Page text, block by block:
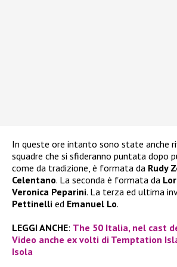
In queste ore intanto sono state anche
squadre che si sfideranno puntata dopo
come da tradizione, è formata da Rudy
Celentano. La seconda è formata da
Veronica Peparini. La terza ed ultima
Pettinelli ed Emanuel Lo.
LEGGI ANCHE: The 50 Italia, nel cast
Video anche ex volti di Temptation
Isola